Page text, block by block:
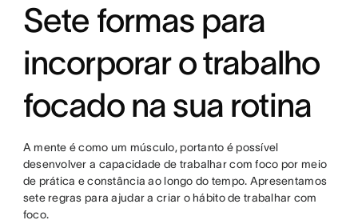
Sete formas para
incorporar o trabalho
focado na sua rotina
A mente é como um músculo, portanto é possível
desenvolver a capacidade de trabalhar com foco por meio
de prática e constância ao longo do tempo. Apresentamos
sete regras para ajudar a criar o hábito de trabalhar com
foco.